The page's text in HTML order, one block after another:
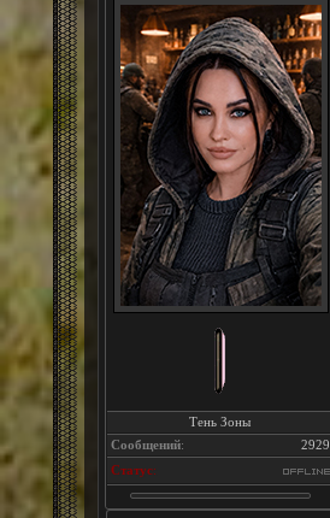
Тень Зоны
Сообщений:
2929
Статус: